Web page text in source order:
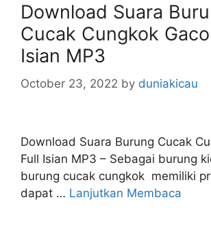
Download Suara
Cucak Cungkok
Isian MP3
October 23, 2022 by duniakicau
Download Suara Burung Cucak
Full Isian MP3 – Sebagai burung
burung cucak cungkok memiliki
dapat … Lanjutkan Membaca